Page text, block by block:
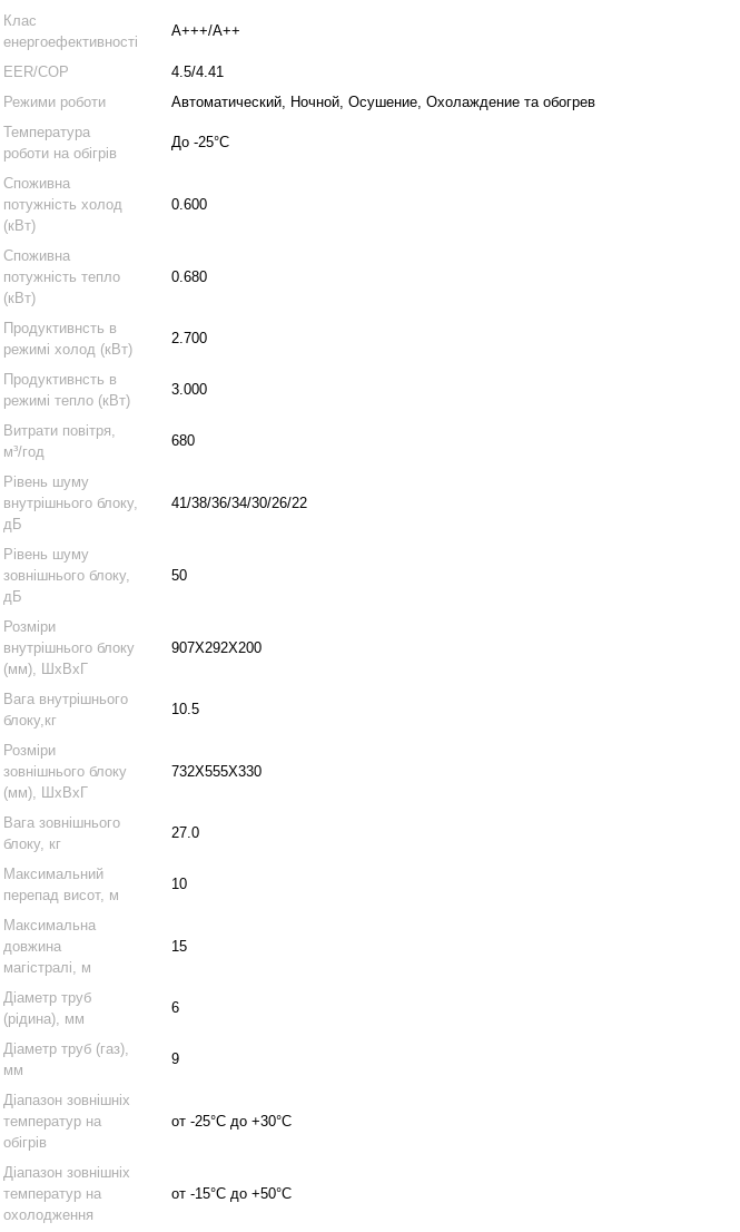
Клас
енергоефективності
А+++/А++
EER/COP
4.5/4.41
Режими роботи
Автоматический, Ночной, Осушение, Охолаждение та обогрев
Температура
роботи на обігрів
До -25°C
Споживна
потужність холод
(кВт)
0.600
Споживна
потужність тепло
(кВт)
0.680
Продуктивнсть в
режимі холод (кВт)
2.700
Продуктивнсть в
режимі тепло (кВт)
3.000
Витрати повітря,
м³/год
680
Рівень шуму
внутрішнього блоку,
дБ
41/38/36/34/30/26/22
Рівень шуму
зовнішнього блоку,
дБ
50
Розміри
внутрішнього блоку
(мм), ШхВхГ
907X292X200
Вага внутрішнього
блоку,кг
10.5
Розміри
зовнішнього блоку
(мм), ШхВхГ
732X555X330
Вага зовнішнього
блоку, кг
27.0
Максимальний
перепад висот, м
10
Максимальна
довжина
магістралі, м
15
Діаметр труб
(рідина), мм
6
Діаметр труб (газ),
мм
9
Діапазон зовнішніх
температур на
обігрів
от -25°C до +30°C
Діапазон зовнішніх
температур на
охолодження
от -15°C до +50°C